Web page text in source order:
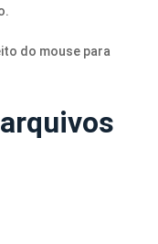
do mouse para